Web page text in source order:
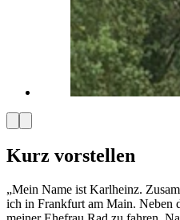
Kurz vorstellen
„Mein Name ist Karlheinz.
ich in Frankfurt am Main. Neben